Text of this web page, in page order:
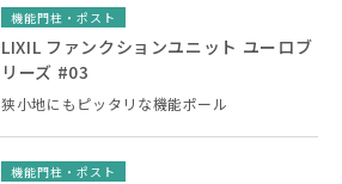
機能門柱・ポスト
LIXIL ファンクションユニット ユーロブ
リーズ #03
狭小地にもピッタリな機能ポール
機能門柱・ポスト